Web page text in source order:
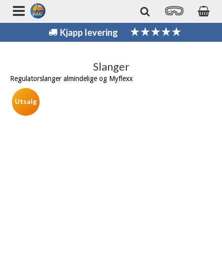
Kjapp levering
Slanger
Regulatorslanger almindelige og Myflexx
Utsalg